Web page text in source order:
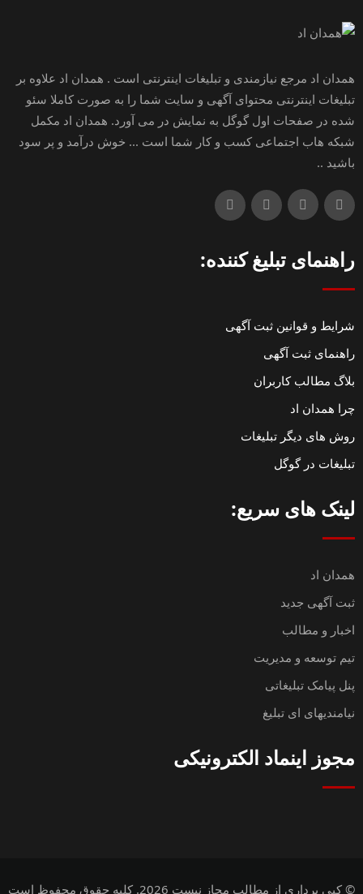
همدان اد مرجع نیازمندی و تبلیغات اینترنتی است . همدان اد علاوه بر
تبلیغات اینترنتی محتوای آگهی و سایت شما را به صورت کاملا سئو
شده در صفحات اول گوگل به نمایش در می آورد. همدان اد مکمل
شبکه هاب اجتماعی کسب و کار شما است ... خوش درآمد و پر سود
باشید ..
راهنمای تبلیغ کننده:
شرایط و قوانین ثبت آگهی
راهنمای ثبت آگهی
بلاگ مطالب کاربران
چرا همدان اد
روش های دیگر تبلیغات
تبلیغات در گوگل
لینک های سریع:
همدان اد
ثبت آگهی جدید
اخبار و مطالب
تیم توسعه و مدیریت
پنل پیامک تبلیغاتی
نیامندیهای ای تبلیغ
مجوز اینماد الکترونیکی
© کپی برداری از مطالب مجاز نیست 2026. کلیه حقوق محفوظ است